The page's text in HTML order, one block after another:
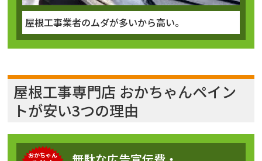
屋根工事業者のムダが多いから高い。
屋根工事専門店 おかちゃんペイン
トが安い3つの理由
おかちゃん